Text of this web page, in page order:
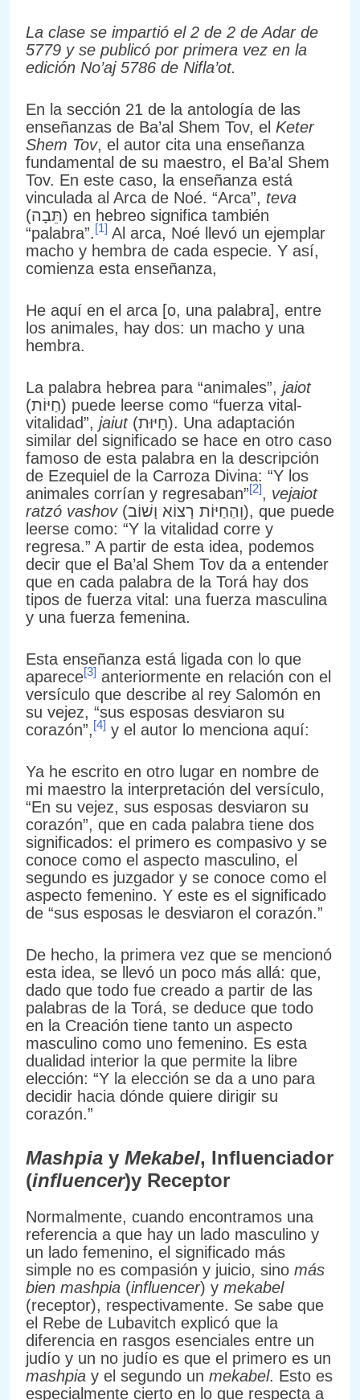
La clase se impartió el 2 de 2 de Adar de
5779 y se publicó por primera vez en la
edición No’aj 5786 de Nifla’ot.
En la sección 21 de la antología de las
enseñanzas de Ba’al Shem Tov, el Keter
Shem Tov, el autor cita una enseñanza
fundamental de su maestro, el Ba’al Shem
Tov. En este caso, la enseñanza está
vinculada al Arca de Noé. “Arca”, teva
(תֵּבָה) en hebreo significa también
“palabra”.[1] Al arca, Noé llevó un ejemplar
macho y hembra de cada especie. Y así,
comienza esta enseñanza,
He aquí en el arca [o, una palabra], entre
los animales, hay dos: un macho y una
hembra.
La palabra hebrea para “animales”, jaiot
(חַיּוֹת) puede leerse como “fuerza vital-
vitalidad”, jaiut(חַיּוּת). Una adaptación
similar del significado se hace en otro caso
famoso de esta palabra en la descripción
de Ezequiel de la Carroza Divina: “Y los
animales corrían y regresaban”[2], vejaiot
ratzó vashov(וְהַחַיּוֹת רָצוֹא וָשׁוֹב), que puede
leerse como: “Y la vitalidad corre y
regresa.” A partir de esta idea, podemos
decir que el Ba’al Shem Tov da a entender
que en cada palabra de la Torá hay dos
tipos de fuerza vital: una fuerza masculina
y una fuerza femenina.
Esta enseñanza está ligada con lo que
aparece[3] anteriormente en relación con el
versículo que describe al rey Salomón en
su vejez, “sus esposas desviaron su
corazón”,[4] y el autor lo menciona aquí:
Ya he escrito en otro lugar en nombre de
mi maestro la interpretación del versículo,
“En su vejez, sus esposas desviaron su
corazón”, que en cada palabra tiene dos
significados: el primero es compasivo y se
conoce como el aspecto masculino, el
segundo es juzgador y se conoce como el
aspecto femenino. Y este es el significado
de “sus esposas le desviaron el corazón.”
De hecho, la primera vez que se mencionó
esta idea, se llevó un poco más allá: que,
dado que todo fue creado a partir de las
palabras de la Torá, se deduce que todo
en la Creación tiene tanto un aspecto
masculino como uno femenino. Es esta
dualidad interior la que permite la libre
elección: “Y la elección se da a uno para
decidir hacia dónde quiere dirigir su
corazón.”
Mashpia y Mekabel, Influenciador
(influencer)y Receptor
Normalmente, cuando encontramos una
referencia a que hay un lado masculino y
un lado femenino, el significado más
simple no es compasión y juicio, sino más
bien mashpia (influencer) y mekabel
(receptor), respectivamente. Se sabe que
el Rebe de Lubavitch explicó que la
diferencia en rasgos esenciales entre un
judío y un no judío es que el primero es un
mashpia y el segundo un mekabel. Esto es
especialmente cierto en lo que respecta a